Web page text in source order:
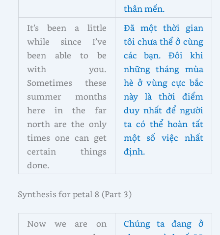
thân mến.
It’s been a little
while since I’ve
been able to be
with you.
Sometimes these
summer months
here in the far
north are the only
times one can get
certain things
done.
Đã một thời gian
tôi chưa thể ở cùng
các bạn. Đôi khi
những tháng mùa
hè ở vùng cực bắc
này là thời điểm
duy nhất để người
ta có thể hoàn tất
một số việc nhất
định.
Synthesis for petal 8 (Part 3)
Now we are on
Chúng ta đang ở